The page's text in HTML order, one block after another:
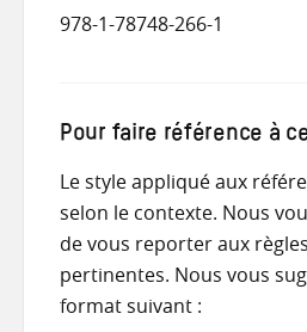
978-1-78748-266-1
Pour faire référence à
Le style appliqué aux
selon le contexte. Nous
de vous reporter aux
pertinentes. Nous vous
format suivant :